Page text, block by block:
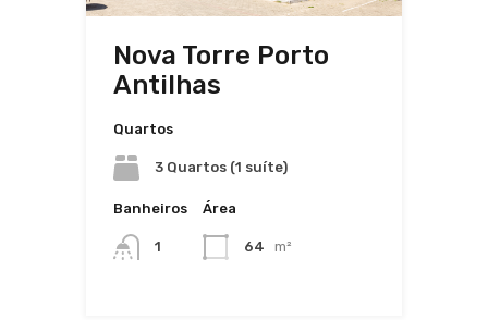
Nova Torre Porto
Antilhas
Quartos
3 Quartos (1 suíte)
Banheiros
1
Área
64 m²